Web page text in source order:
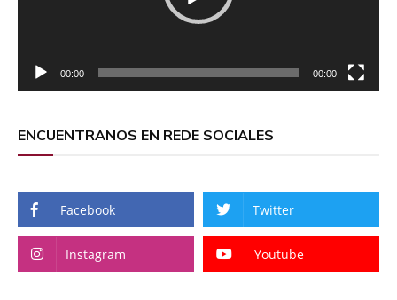
00:00 00:00
ENCUENTRANOS EN REDE SOCIALES
Facebook Twitter
Instagram Youtube